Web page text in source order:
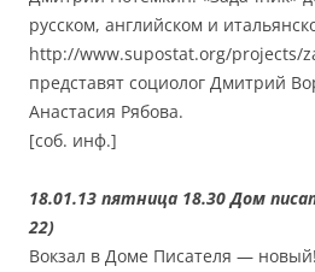
русском, английском и
http://www.supostat.org/projects/
представят социолог Дмитрий
Анастасия Рябова.
[соб. инф.]
18.01.13 пятница 18.30 Дом
22)
Вокзал в Доме Писателя —